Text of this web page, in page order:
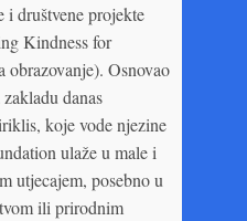
i društvene projekte
Kindness for
obrazovanje). Osnovao
danas
koje vode njezine
ulaže u male i
utjecajem, posebno u
ili prirodnim